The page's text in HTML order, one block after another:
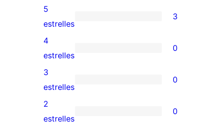
3
valoracions
de
5
estrelles
5
estrelles
3
0
valoracions
de
4
estrelles
4
estrelles
0
0
valoracions
de
3
estrelles
0
0
2
estrelles
0